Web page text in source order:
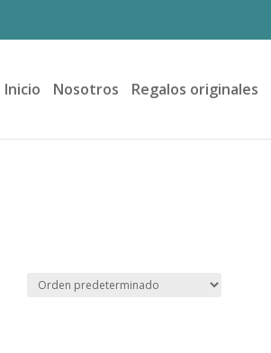
Inicio Nosotros Regalos originales